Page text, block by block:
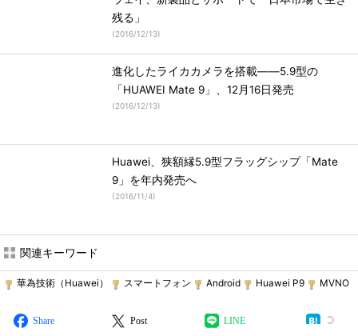
残る」
(2016/12/13)
進化したライカカメラを搭載――5.9型の
「HUAWEI Mate 9」、12月16日発売
(2016/12/13)
Huawei、狭額縁5.9型フラッグシップ「Mate
9」を年内発売へ
(2016/11/4)
関連キーワード
華為技術（Huawei） スマートフォン Android Huawei P9 MVNO
Share Post LINE